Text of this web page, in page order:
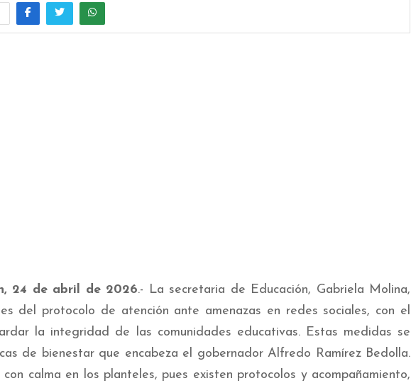
24 de abril de 2026.- La secretaria de Educación, Gabriela Molina,
del protocolo de atención ante amenazas en redes sociales, con el
la integridad de las comunidades educativas. Estas medidas se
de bienestar que encabeza el gobernador Alfredo Ramírez Bedolla.
con calma en los planteles, pues existen protocolos y acompañamiento,